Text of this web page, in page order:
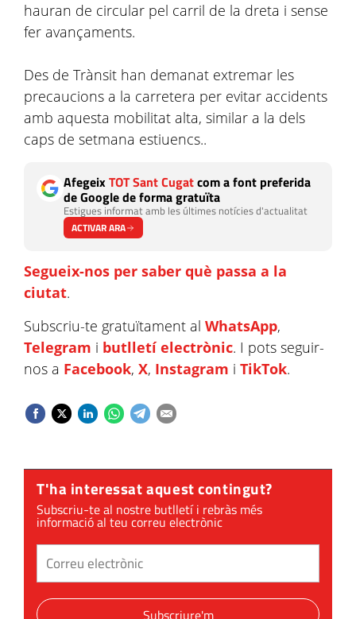
hauran de circular pel carril de la dreta i sense
fer avançaments.
Des de Trànsit han demanat extremar les
precaucions a la carretera per evitar accidents
amb aquesta mobilitat alta, similar a la dels
caps de setmana estiuencs..
AfegeixTOT Sant Cugatcom a font preferida
de Google de forma gratuïta
Estigues informat amb les últimes notícies d'actualitat
ACTIVAR ARA
Segueix-nos per saber què passa a la
ciutat.
Subscriu-te gratuïtament al WhatsApp,
Telegram i butlletí electrònic. I pots seguir-
nos a Facebook, X, Instagram i TikTok.
T'ha interessat aquest contingut?
Subscriu-te al nostre butlletí i rebràs més
informació al teu correu electrònic
Subscriure'm